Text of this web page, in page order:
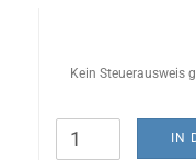
Kein Steuerausweis
IN